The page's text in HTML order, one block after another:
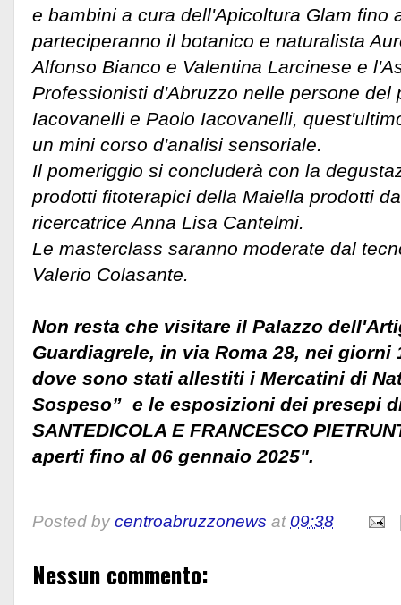
e bambini a cura dell'Apicoltura Glam fino
parteciperanno il botanico e naturalista
Alfonso Bianco e Valentina Larcinese e
Professionisti d'Abruzzo nelle persone del
Iacovanelli e Paolo Iacovanelli,
un mini corso d'analisi sensoriale.
Il pomeriggio si concluderà con la
prodotti fitoterapici della Maiella prodotti
ricercatrice Anna Lisa Cantelmi.
Le masterclass saranno moderate dal
Valerio Colasante.
Non resta che visitare il Palazzo
Guardiagrele, in via Roma 28, nei giorni
dove sono stati allestiti i Mercatini di
Sospeso” e le esposizioni dei presepi
SANTEDICOLA E FRANCESCO
aperti fino al 06 gennaio 2025".
Posted by centroabruzzonews at09:38
Nessun commento: